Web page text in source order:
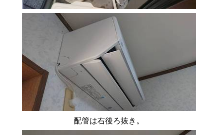
配管は右後ろ抜き。